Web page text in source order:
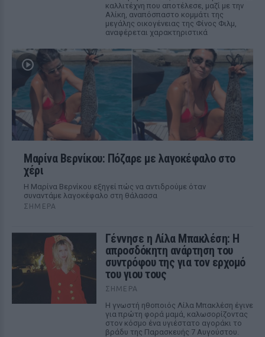
καλλιτέχνη που αποτέλεσε, μαζί με την
Αλίκη, αναπόσπαστο κομμάτι της
μεγάλης οικογένειας της Φίνος Φιλμ,
αναφέρεται χαρακτηριστικά
Μαρίνα Βερνίκου: Πόζαρε με λαγοκέφαλο στο
χέρι
Η Μαρίνα Βερνίκου εξηγεί πώς να αντιδρούμε όταν
συναντάμε λαγοκέφαλο στη θάλασσα
ΣΉΜΕΡΑ
Γέννησε η Λίλα Μπακλέση: Η
απροσδόκητη ανάρτηση του
συντρόφου της για τον ερχομό
του γιου τους
ΣΉΜΕΡΑ
Η γνωστή ηθοποιός Λίλα Μπακλέση έγινε
για πρώτη φορά μαμά, καλωσορίζοντας
στον κόσμο ένα υγιέστατο αγοράκι το
βράδυ της Παρασκευής 7 Αυγούστου.